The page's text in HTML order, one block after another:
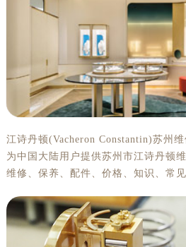
江诗丹顿(Vacheron Constantin)苏州
为中国大陆用户提供苏州市江诗丹顿
维修、保养、配件、价格、知识、常